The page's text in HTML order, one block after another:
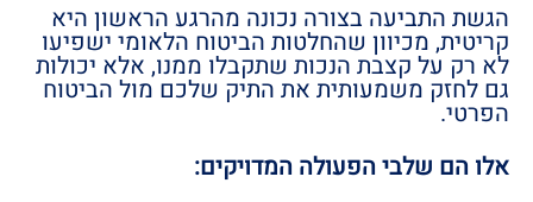
הגשת התביעה בצורה נכונה מהרגע הראשון היא
קריטית, מכיוון שהחלטות הביטוח הלאומי ישפיעו
לא רק על קצבת הנכות שתקבלו ממנו, אלא יכולות
גם לחזק משמעותית את התיק שלכם מול הביטוח
הפרטי.
אלו הם שלבי הפעולה המדויקים: